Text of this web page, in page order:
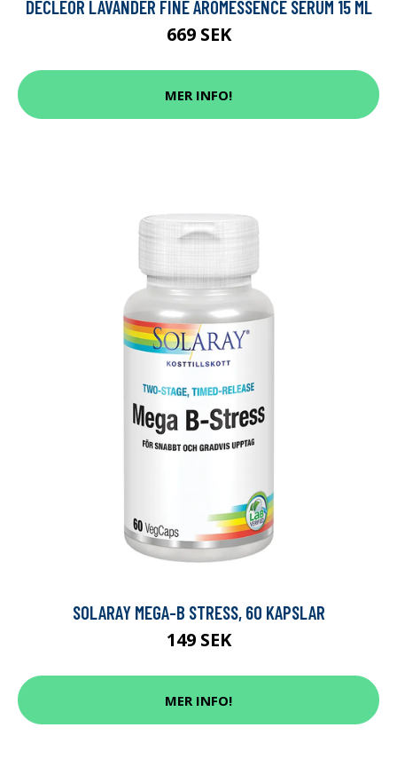
DECLÉOR LAVANDER FINE AROMESSENCE SERUM 15 ML
669 SEK
MER INFO!
SOLARAY MEGA-B STRESS, 60 KAPSLAR
149 SEK
MER INFO!